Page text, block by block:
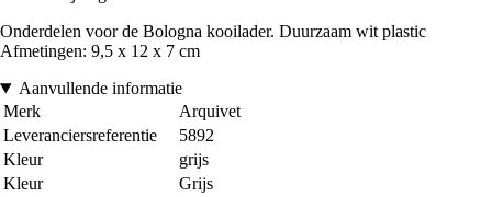
Onderdelen voor de Bologna kooilader. Duurzaam wit plastic
Afmetingen: 9,5 x 12 x 7 cm
Aanvullende informatie
Merk
Arquivet
Leveranciersreferentie
5892
Kleur
grijs
Kleur
Grijs